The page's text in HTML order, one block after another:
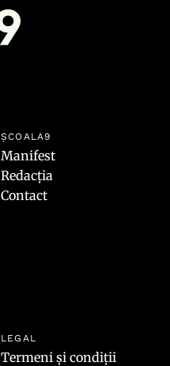
ȘCOALA9
Manifest
Redacția
Contact
LEGAL
Termeni și condiții